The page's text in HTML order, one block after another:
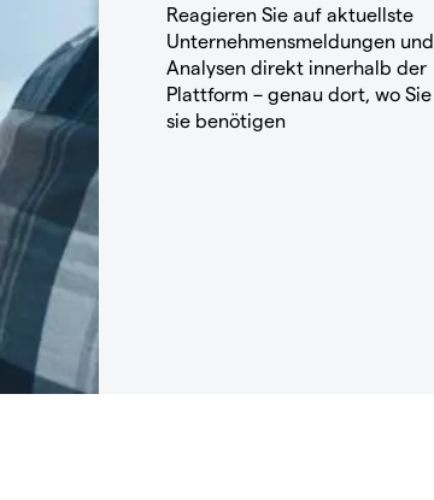
Reagieren Sie auf aktuellste
Unternehmensmeldungen und
Analysen direkt innerhalb der
Plattform – genau dort, wo Sie
sie benötigen